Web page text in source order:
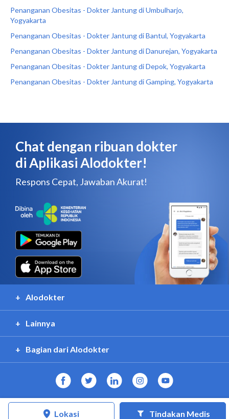
Penanganan Obesitas - Dokter Jantung di Umbulharjo,
Yogyakarta
Penanganan Obesitas - Dokter Jantung di Bantul, Yogyakarta
Penanganan Obesitas - Dokter Jantung di Danurejan, Yogyakarta
Penanganan Obesitas - Dokter Jantung di Depok, Yogyakarta
Penanganan Obesitas - Dokter Jantung di Gamping, Yogyakarta